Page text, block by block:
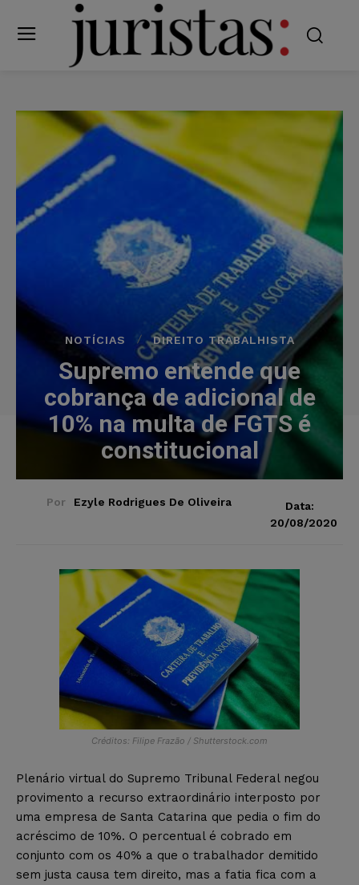
NOTÍCIAS DIREITO TRABALHISTA
Supremo entende que
cobrança de adicional de
10% na multa de FGTS é
constitucional
Por Ezyle Rodrigues De Oliveira
Data:
20/08/2020
Créditos: Filipe Frazão / Shutterstock.com
Plenário virtual do Supremo Tribunal Federal negou
provimento a recurso extraordinário interposto por
uma empresa de Santa Catarina que pedia o fim do
acréscimo de 10%. O percentual é cobrado em
conjunto com os 40% a que o trabalhador demitido
sem justa causa tem direito, mas a fatia fica com a